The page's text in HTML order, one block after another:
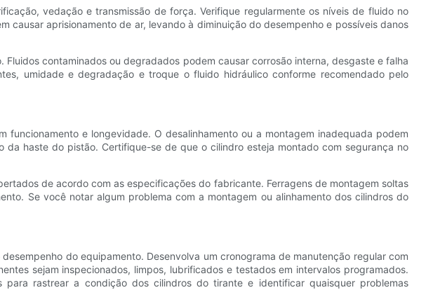
vedação e transmissão de força. Verifique regularmente os níveis de fluido no
aprisionamento de ar, levando à diminuição do desempenho e possíveis danos
contaminados ou degradados podem causar corrosão interna, desgaste e falha
umidade e degradação e troque o fluido hidráulico conforme recomendado pelo
e longevidade. O desalinhamento ou a montagem inadequada podem
haste do pistão. Certifique-se de que o cilindro esteja montado com segurança no
de acordo com as especificações do fabricante. Ferragens de montagem soltas
Se você notar algum problema com a montagem ou alinhamento dos cilindros do
do equipamento. Desenvolva um cronograma de manutenção regular com
sejam inspecionados, limpos, lubrificados e testados em intervalos programados.
rastrear a condição dos cilindros do tirante e identificar quaisquer problemas